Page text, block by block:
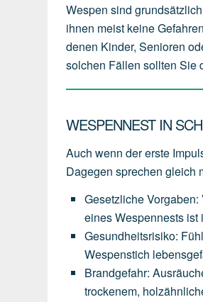
Wespen sind
ihnen meist keine
denen Kinder, Senioren
solchen Fällen sollten Sie
WESPENNEST IN
Auch wenn der erste
Dagegen sprechen gleich
Gesetzliche Vorgaben:
einesWespennests ist
Gesundheitsrisiko:
Wespenstich
Brandgefahr:
trockenem,